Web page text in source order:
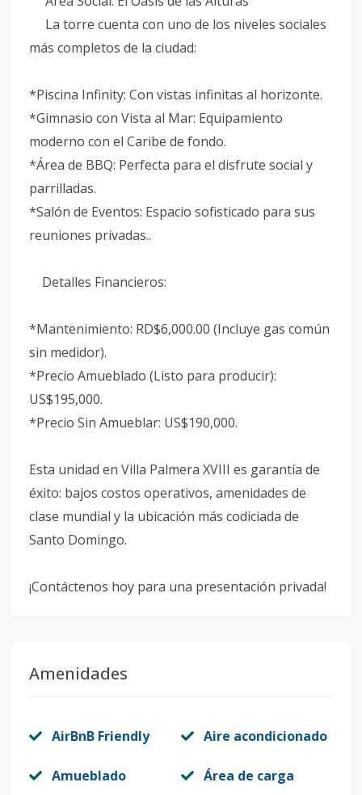
La torre cuenta con uno de los niveles sociales
más completos de la ciudad:
*Piscina Infinity: Con vistas infinitas al horizonte.
*Gimnasio con Vista al Mar: Equipamiento
moderno con el Caribe de fondo.
*Área de BBQ: Perfecta para el disfrute social y
parrilladas.
*Salón de Eventos: Espacio sofisticado para sus
reuniones privadas..
Detalles Financieros:
*Mantenimiento: RD$6,000.00 (Incluye gas común
sin medidor).
*Precio Amueblado (Listo para producir):
US$195,000.
*Precio Sin Amueblar: US$190,000.
Esta unidad en Villa Palmera XVIII es garantía de
éxito: bajos costos operativos, amenidades de
clase mundial y la ubicación más codiciada de
Santo Domingo.
¡Contáctenos hoy para una presentación privada!
Amenidades
AirBnB Friendly Aire acondicionado
Amueblado Área de carga